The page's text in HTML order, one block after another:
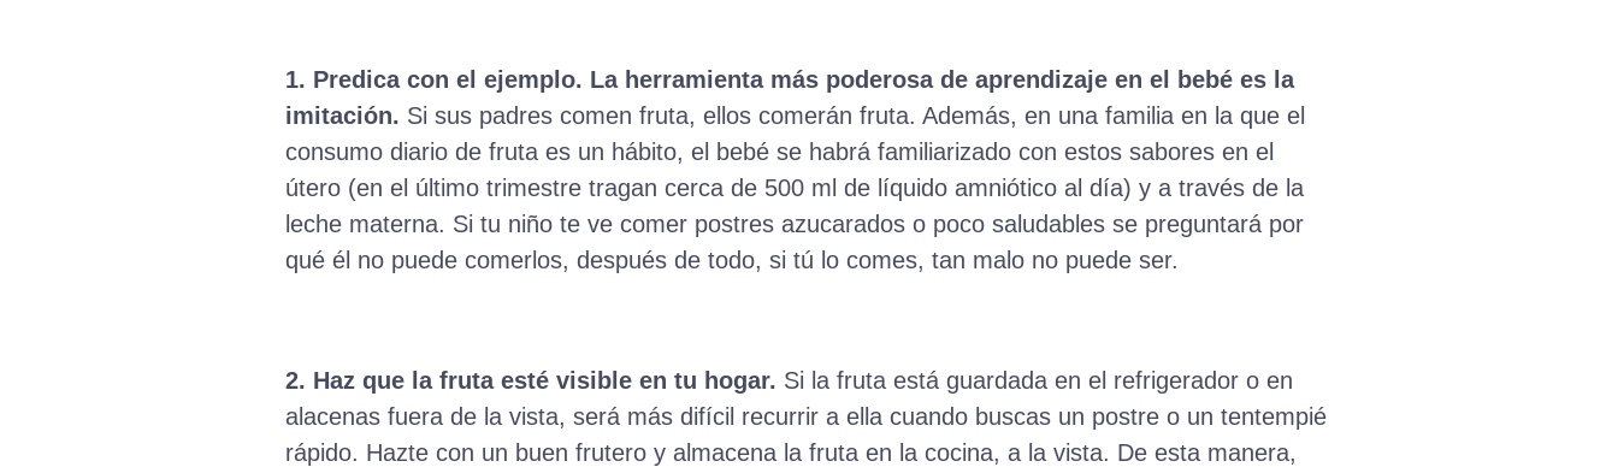
1. Predica con el ejemplo. La herramienta más poderosa de aprendizaje en el bebé es la
imitación. Si sus padres comen fruta, ellos comerán fruta. Además, en una familia en la que el
consumo diario de fruta es un hábito, el bebé se habrá familiarizado con estos sabores en el
útero (en el último trimestre tragan cerca de 500 ml de líquido amniótico al día) y a través de la
leche materna. Si tu niño te ve comer postres azucarados o poco saludables se preguntará por
qué él no puede comerlos, después de todo, si tú lo comes, tan malo no puede ser.
2. Haz que la fruta esté visible en tu hogar. Si la fruta está guardada en el refrigerador o en
alacenas fuera de la vista, será más difícil recurrir a ella cuando buscas un postre o un tentempié
rápido. Hazte con un buen frutero y almacena la fruta en la cocina, a la vista. De esta manera,